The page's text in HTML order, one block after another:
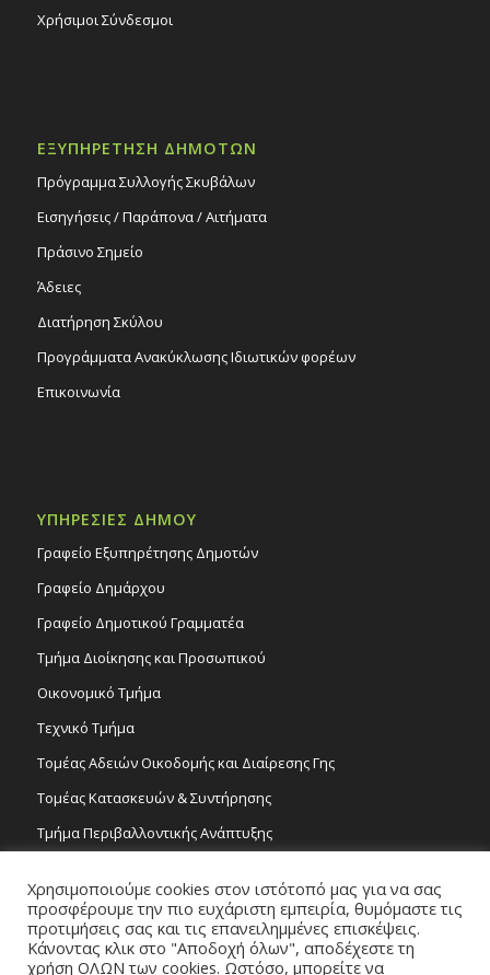
Χρήσιμοι Σύνδεσμοι
ΕΞΥΠΗΡΕΤΗΣΗ ΔΗΜΟΤΩΝ
Πρόγραμμα Συλλογής Σκυβάλων
Εισηγήσεις / Παράπονα / Αιτήματα
Πράσινο Σημείο
Άδειες
Διατήρηση Σκύλου
Προγράμματα Ανακύκλωσης Ιδιωτικών φορέων
Επικοινωνία
ΥΠΗΡΕΣΙΕΣ ΔΗΜΟΥ
Γραφείο Εξυπηρέτησης Δημοτών
Γραφείο Δημάρχου
Γραφείο Δημοτικού Γραμματέα
Τμήμα Διοίκησης και Προσωπικού
Οικονομικό Τμήμα
Τεχνικό Τμήμα
Τομέας Αδειών Οικοδομής και Διαίρεσης Γης
Τομέας Κατασκευών & Συντήρησης
Τμήμα Περιβαλλοντικής Ανάπτυξης
Τομέας Γραμμάτων και Τεχνών
Τροχονομία
Χρησιμοποιούμε cookies στον ιστότοπό μας για να σας
προσφέρουμε την πιο ευχάριστη εμπειρία, θυμόμαστε τις
προτιμήσεις σας και τις επανειλημμένες επισκέψεις.
Κάνοντας κλικ στο "Αποδοχή όλων", αποδέχεστε τη
χρήση ΟΛΩΝ των cookies. Ωστόσο, μπορείτε να